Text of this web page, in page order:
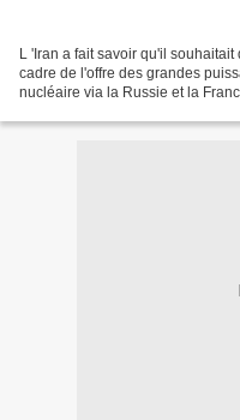
L 'Iran a fait savoir qu'il
cadre de l'offre des grandes
nucléaire via la Russie et la